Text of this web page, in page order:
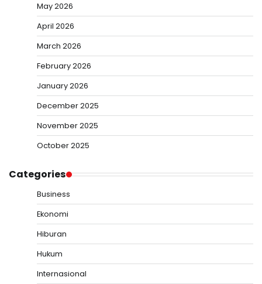
May 2026
April 2026
March 2026
February 2026
January 2026
December 2025
November 2025
October 2025
Categories
Business
Ekonomi
Hiburan
Hukum
Internasional